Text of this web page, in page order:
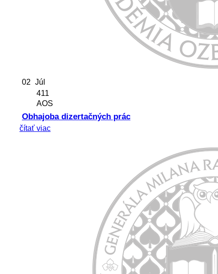
02 Júl
411
AOS
Obhajoba dizertačných prác
čítať viac